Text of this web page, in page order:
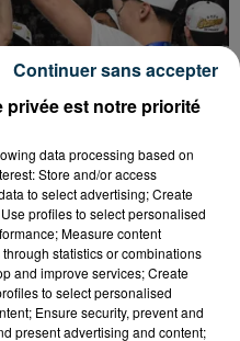
JUSQU'AU
privée est notre priorité
data processing based on
Store and/or access
to select advertising; Create
profiles to select personalised
Measure content
statistics or combinations
and improve services; Create
to select personalised
Ensure security, prevent and
present advertising and content;
Continuer sans accepter